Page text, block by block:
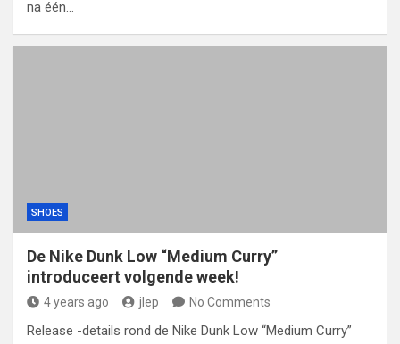
na één…
SHOES
De Nike Dunk Low “Medium Curry”
introduceert volgende week!
4 years ago jlep No Comments
Release -details rond de Nike Dunk Low “Medium Curry”